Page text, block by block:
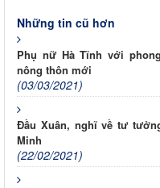
Những tin cũ hơn
Phụ nữ Hà Tĩnh với
nông thôn mới
(03/03/2021)
Đầu Xuân, nghĩ về tư
Minh
(22/02/2021)